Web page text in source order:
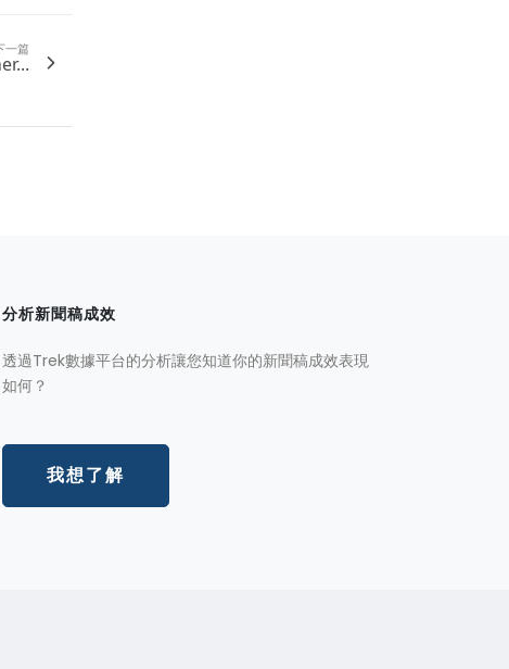
一篇
分析新聞稿成效
透過Trek數據平台的分析讓您知道你的新聞稿成效表現
如何？
我想了解